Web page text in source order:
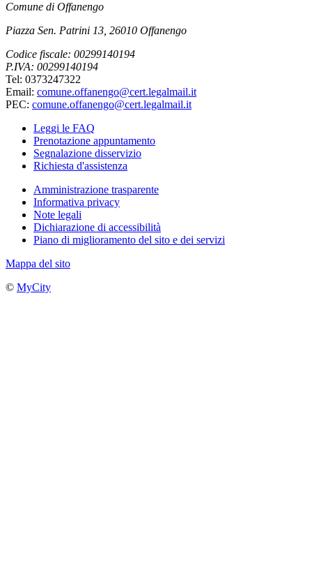
Comune di Offanengo
Piazza Sen. Patrini 13, 26010 Offanengo
Codice fiscale: 00299140194
P.IVA: 00299140194
Tel: 0373247322
Email: comune.offanengo@cert.legalmail.it
PEC: comune.offanengo@cert.legalmail.it
Leggi le FAQ
Prenotazione appuntamento
Segnalazione disservizio
Richiesta d'assistenza
Amministrazione trasparente
Informativa privacy
Note legali
Dichiarazione di accessibilità
Piano di miglioramento del sito e dei servizi
Mappa del sito
© MyCity